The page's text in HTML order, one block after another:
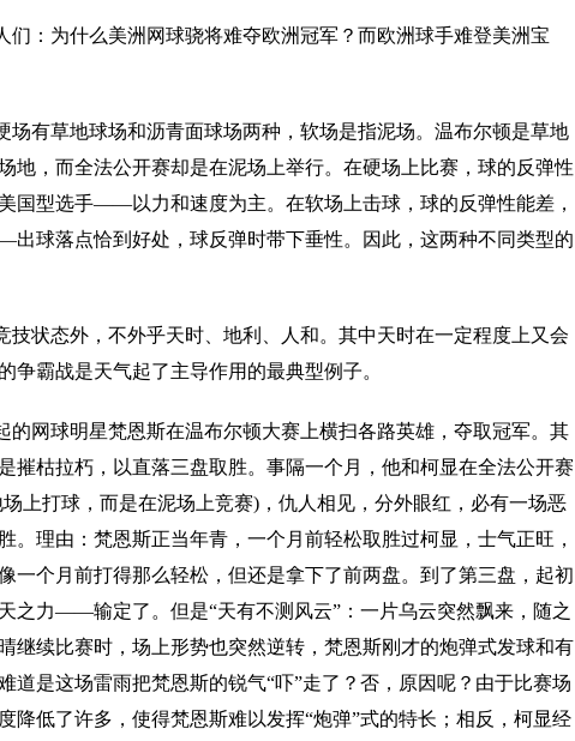
们：为什么美洲网球骁将难夺欧洲冠军？而欧洲球手难登美洲宝
场有草地球场和沥青面球场两种，软场是指泥场。温布尔顿是草地
地，而全法公开赛却是在泥场上举行。在硬场上比赛，球的反弹性
国型选手——以力和速度为主。在软场上击球，球的反弹性能差，
球落点恰到好处，球反弹时带下垂性。因此，这两种不同类型的
技状态外，不外乎天时、地利、人和。其中天时在一定程度上又会
争霸战是天气起了主导作用的最典型例子。
的网球明星梵恩斯在温布尔顿大赛上横扫各路英雄，夺取冠军。其
摧枯拉朽，以直落三盘取胜。事隔一个月，他和柯显在全法公开赛
上打球，而是在泥场上竞赛)，仇人相见，分外眼红，必有一场恶
。理由：梵恩斯正当年青，一个月前轻松取胜过柯显，士气正旺，
一个月前打得那么轻松，但还是拿下了前两盘。到了第三盘，起初
之力——输定了。但是“天有不测风云”：一片乌云突然飘来，随之
续比赛时，场上形势也突然逆转，梵恩斯刚才的炮弹式发球和有
道是这场雷雨把梵恩斯的锐气“吓”走了？否，原因呢？由于比赛场
降低了许多，使得梵恩斯难以发挥“炮弹”式的特长；相反，柯显经